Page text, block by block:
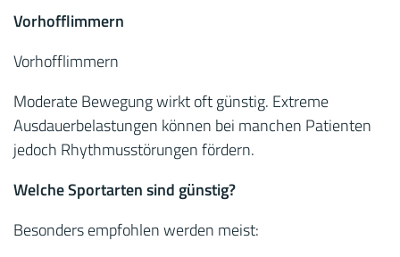
Vorhofflimmern
Vorhofflimmern
Moderate Bewegung wirkt oft günstig. Extreme
Ausdauerbelastungen können bei manchen Patienten
jedoch Rhythmusstörungen fördern.
Welche Sportarten sind günstig?
Besonders empfohlen werden meist: